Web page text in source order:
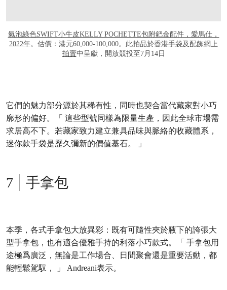
氣泡綠色SWIFT小牛皮KELLY POCHETTE包附鈀金配件，愛馬仕，
2022年。估價：港元60,000-100,000。此拍品於香港手袋及配飾網上
拍賣中呈獻，開放競投至7月14日
它們的魅力部分源於其稀有性，同時也契合當代藏家對小巧
廓形的偏好。「 這些型號同樣為限量生產，因此全球市場需
求居高不下。若藏家致力建立兼具品味與脈絡的收藏體系，
迷你款手袋是歷久彌新的價值基石。 」
手拿包
本季，各式手拿包大放異彩：既有可隨性夾於腋下的誇張大
型手拿包，也有適合優雅手持的利落小巧款式。「 手拿包用
途極爲廣泛，無論是工作場合、日間聚會還是重要活動，都
能輕鬆駕馭， 」 Andreani表示。